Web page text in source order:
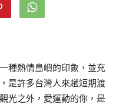
種熱情島嶼的印象，並充
是許多台灣人來趟短期渡
光之外，愛運動的你，是